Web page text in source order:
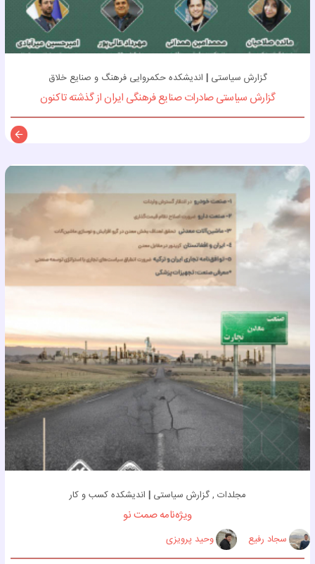
گزارش سیاستی| اندیشکده حکمروایی فرهنگ و صنایع خلاق
گزارش سیاستی صادرات صنایع فرهنگی ایران از گذشته تاکنون
مجلدات , گزارش سیاستی | اندیشکده کسب و کار
ویژه‌نامه صمت نو
سجاد رفیع وحید پرویزی